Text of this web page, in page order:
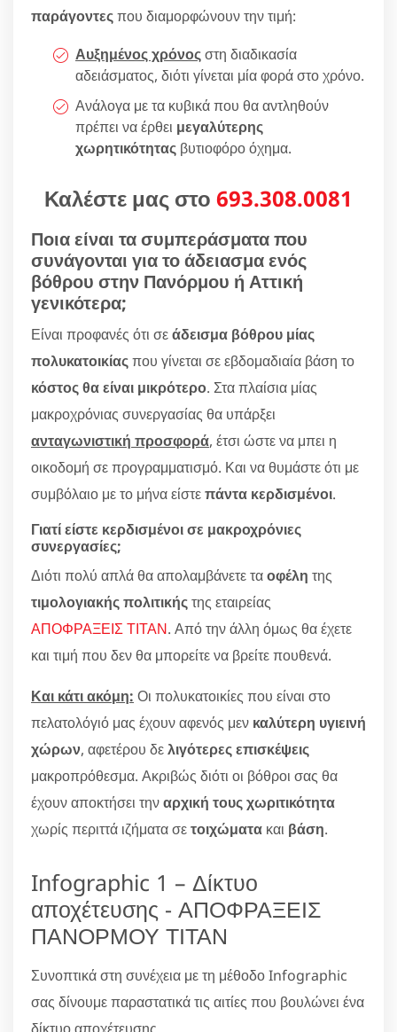
παράγοντεςπου διαμορφώνουν την τιμή:
Αυξημένος χρόνοςστη διαδικασία
αδειάσματος, διότι γίνεται μία φορά στο χρόνο.
Ανάλογα με τα κυβικά που θα αντληθούν
πρέπει να έρθει μεγαλύτερης
χωρητικότητας βυτιοφόρο όχημα.
Καλέστε μας στο 693.308.0081
Ποια είναι τα συμπεράσματα που
συνάγονται για το άδειασμα ενός
βόθρου στην Πανόρμου ή Αττική
γενικότερα;
Είναι προφανές ότι σεάδεισμα βόθρου μίας
πολυκατοικίαςπου γίνεται σε εβδομαδιαία βάση το
κόστος θα είναι μικρότερο. Στα πλαίσια μίας
μακροχρόνιας συνεργασίας θα υπάρξει
ανταγωνιστική προσφορά, έτσι ώστε να μπει η
οικοδομή σε προγραμματισμό. Και να θυμάστε ότι με
συμβόλαιο με το μήνα είστεπάντα κερδισμένοι.
Γιατί είστε κερδισμένοι σε μακροχρόνιες
συνεργασίες;
Διότι πολύ απλά θα απολαμβάνετε ταοφέλη της
τιμολογιακής πολιτικήςτης εταιρείας
ΑΠΟΦΡΑΞΕΙΣ ΤΙΤΑΝ. Από την άλλη όμως θα έχετε
και τιμή που δεν θα μπορείτε να βρείτε πουθενά.
Και κάτι ακόμη: Οι πολυκατοικίες που είναι στο
πελατολόγιό μας έχουν αφενός μεν καλύτερη υγιεινή
χώρων, αφετέρου δελιγότερες επισκέψεις
μακροπρόθεσμα. Ακριβώς διότι οι βόθροι σας θα
έχουν αποκτήσει τηναρχική τους χωριτικότητα
χωρίς περιττά ιζήματα σετοιχώματα και βάση.
Infographic 1 – Δίκτυο
αποχέτευσης - ΑΠΟΦΡΑΞΕΙΣ
ΠΑΝΟΡΜΟΥ ΤΙΤΑΝ
Συνοπτικά στη συνέχεια με τη μέθοδο Infographic
σας δίνουμε παραστατικά τις αιτίες που βουλώνει ένα